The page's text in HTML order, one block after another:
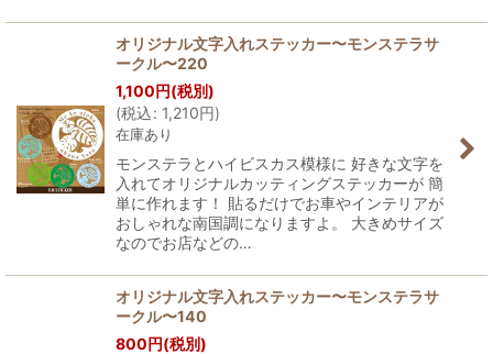
オリジナル文字入れステッカー〜モンステラサ
ークル〜220
1,100円(税別)
(税込: 1,210円)
在庫あり
モンステラとハイビスカス模様に 好きな文字を
入れてオリジナルカッティングステッカーが 簡
単に作れます！ 貼るだけでお車やインテリアが
おしゃれな南国調になりますよ。 大きめサイズ
なのでお店などの…
オリジナル文字入れステッカー〜モンステラサ
ークル〜140
800円(税別)